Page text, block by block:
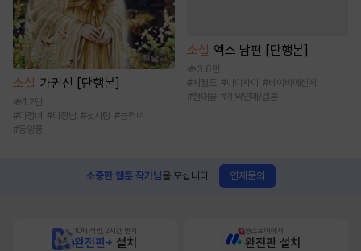
소설 가권신 [단행본]
1.2만
#다정녀 #다정남 #첫사랑 #능력녀
#동양풍
소설 엑스 남편 [단행본]
3.6만
#시월드 #나이차이 #베이비메신저
#현대물 #계약연애/결혼
소중한 웹툰 작가님을 모십니다. 연재문의
10배 적립, 2시간 먼저
완전판+ 설치
원스토어에서
완전판 설치